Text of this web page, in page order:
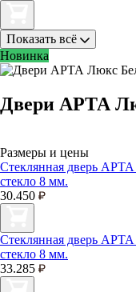
Показать всё
Новинка
Двери АРТА
Размеры и цены
Стеклянная дверь
стекло 8 мм.
30.450
Стеклянная дверь
стекло 8 мм.
33.285